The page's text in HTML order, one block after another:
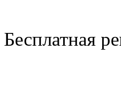
Бесплатная